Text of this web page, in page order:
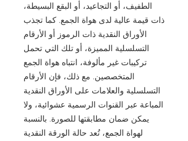
الطفيف، أو التجاعيد، أو البقع البسيطة،
ذات قيمة عالية لدى هواة الجمع. كما تجذب
الأوراق النقدية ذات الرموز أو الأرقام
التسلسلية المميزة، أو تلك التي تحمل
تركيبات غير مألوفة، انتباه هواة الجمع
المتخصصين. مع ذلك، فإن الأرقام
التسلسلية والعلامات على الأوراق النقدية
المباعة عبر القنوات الرسمية عشوائية، ولا
يمكن ضمان مطابقتها للصورة. بالنسبة
لهواة الجمع، تُعد حالة الورقة النقدية